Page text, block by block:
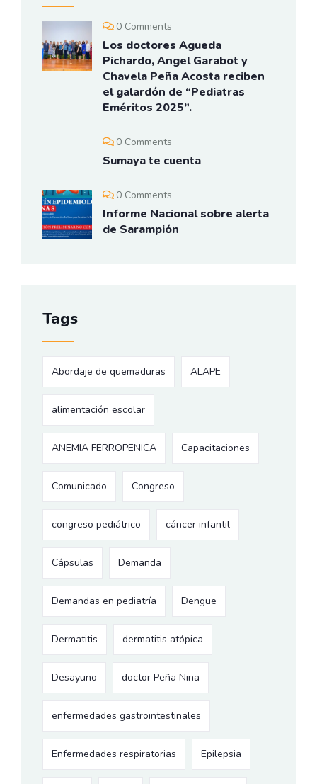
0 Comments
Los doctores Agueda
Pichardo, Angel Garabot y
Chavela Peña Acosta reciben
el galardón de “Pediatras
Eméritos 2025”.
0 Comments
Sumaya te cuenta
0 Comments
Informe Nacional sobre alerta
de Sarampión
Tags
Abordaje de quemaduras ALAPE
alimentación escolar
ANEMIA FERROPENICA Capacitaciones
Comunicado Congreso
congreso pediátrico cáncer infantil
Cápsulas Demanda
Demandas en pediatría Dengue
Dermatitis dermatitis atópica
Desayuno doctor Peña Nina
enfermedades gastrointestinales
Enfermedades respiratorias Epilepsia